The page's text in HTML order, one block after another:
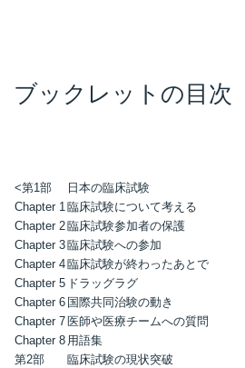
ブックレットの目次
<第1部
日本の臨床試験
Chapter 1臨床試験について考える
Chapter 2臨床試験参加者の保護
Chapter 3臨床試験への参加
Chapter 4臨床試験が終わったあとで
Chapter 5 ドラッグラグ
Chapter 6 国際共同治験の動き
Chapter 7 医師や医療チームへの質問
Chapter 8 用語集
第2部
臨床試験の現状突破